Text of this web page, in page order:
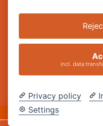
Cookie-
DE
incl. data
Privacy policy
Settings